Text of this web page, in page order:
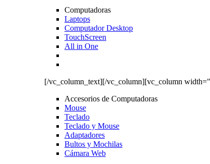
Computadoras
Laptops
Computador Desktop
TouchScreen
All in One
[/vc_column_text][/vc_column][vc_column
Accesorios de Computadoras
Mouse
Teclado
Teclado y Mouse
Adaptadores
Bultos y Mochilas
Cámara Web